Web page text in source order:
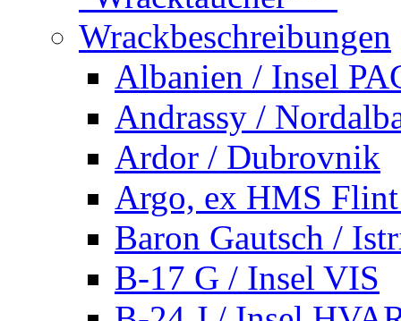
Wrackbeschreibungen
Albanien / Insel
Andrassy /
Ardor / Dubrovnik
Argo, ex HMS
Baron Gautsch /
B-17 G / Insel VIS